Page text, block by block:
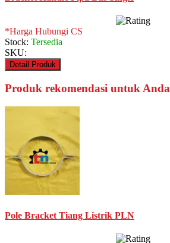
*Harga Hubungi CS
Stock: Tersedia
SKU:
Detail Produk
Produk rekomendasi untuk Anda
Pole Bracket Tiang Listrik PLN